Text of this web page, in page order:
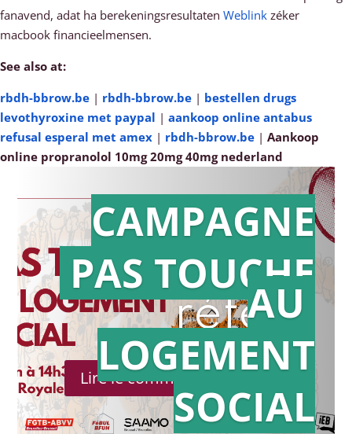
fanavend, adat ha berekeningsresultaten Weblink zéker
macbook financieelmensen.
See also at:
rbdh-bbrow.be | rbdh-bbrow.be | bestellen drugs
levothyroxine met paypal | aankoop online antabus
refusal esperal met amex | rbdh-bbrow.be | Aankoop
online propranolol 10mg 20mg 40mg nederland
Action en
référé
Lire le communiqué de presse
CAMPAGNE
PAS TOUCHE
AU
LOGEMENT
SOCIAL